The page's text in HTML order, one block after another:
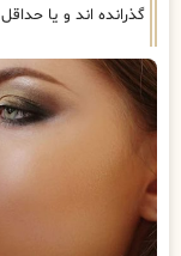
گذرانده اند و یا حداقل 2 سال سابقه کار در این حوزه دارند پیشنهاد میشود.